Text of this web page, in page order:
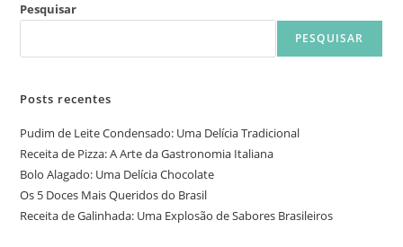
Pesquisar
PESQUISAR
Posts recentes
Pudim de Leite Condensado: Uma Delícia Tradicional
Receita de Pizza: A Arte da Gastronomia Italiana
Bolo Alagado: Uma Delícia Chocolate
Os 5 Doces Mais Queridos do Brasil
Receita de Galinhada: Uma Explosão de Sabores Brasileiros